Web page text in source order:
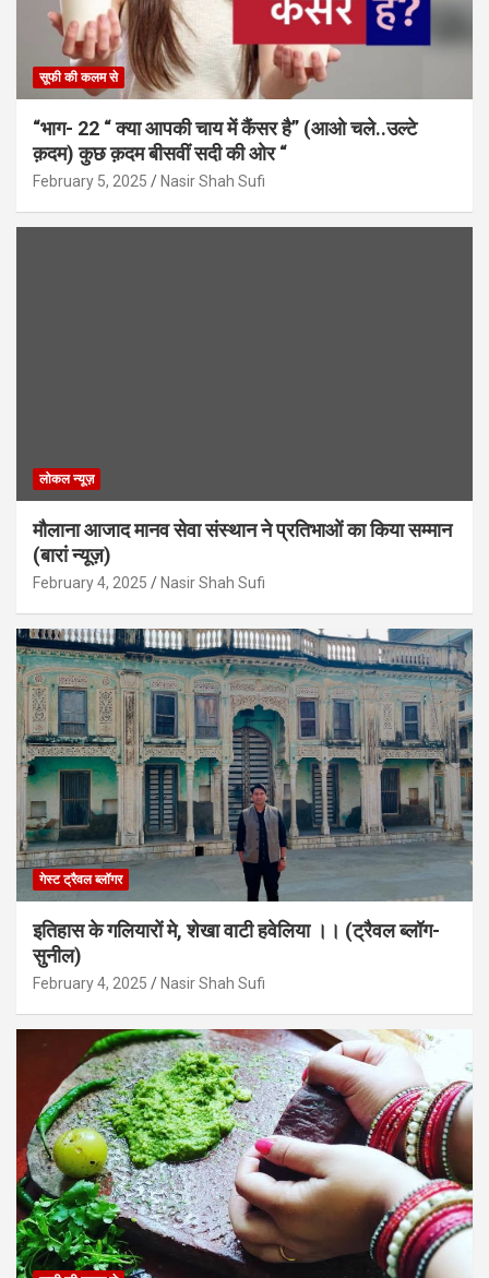
सूफी की कलम से
“भाग- 22 “ क्या आपकी चाय में कैंसर है” (आओ चले..उल्टे
क़दम) कुछ क़दम बीसवीं सदी की ओर “
February 5, 2025 Nasir Shah Sufi
लोकल न्यूज़
मौलाना आजाद मानव सेवा संस्थान ने प्रतिभाओं का किया सम्मान
(बारां न्यूज़)
February 4, 2025 Nasir Shah Sufi
गेस्ट ट्रैवल ब्लॉगर
इतिहास के गलियारों मे, शेखा वाटी हवेलिया ।। (ट्रैवल ब्लॉग-
सुनील)
February 4, 2025 Nasir Shah Sufi